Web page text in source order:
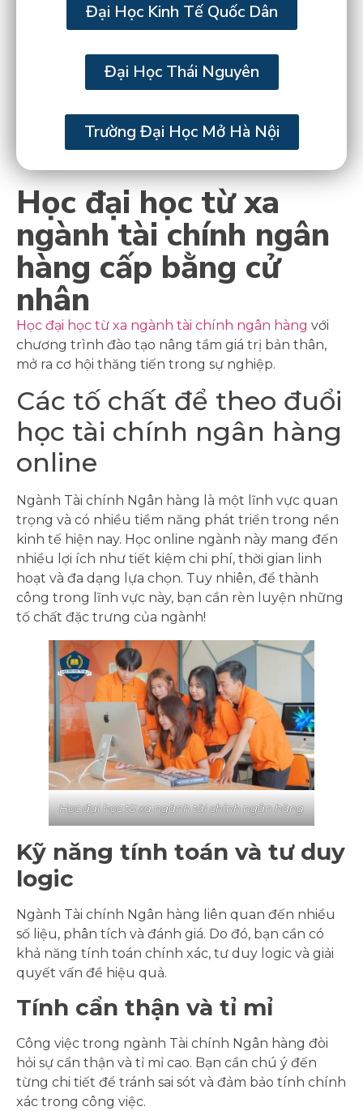
Học đại học từ xa
ngành tài chính ngân
hàng cấp bằng cử
nhân
Học đại học từ xa ngành tài chính ngân hàng với
chương trình đào tạo nâng tầm giá trị bản thân,
mở ra cơ hội thăng tiến trong sự nghiệp.
Các tố chất để theo đuổi
học tài chính ngân hàng
online
Ngành Tài chính Ngân hàng là một lĩnh vực quan
trọng và có nhiều tiềm năng phát triển trong nền
kinh tế hiện nay. Học online ngành này mang đến
nhiều lợi ích như tiết kiệm chi phí, thời gian linh
hoạt và đa dạng lựa chọn. Tuy nhiên, để thành
công trong lĩnh vực này, bạn cần rèn luyện những
tố chất đặc trưng của ngành!
Học đại học từ xa ngành tài chính ngân hàng
Kỹ năng tính toán và tư duy
logic
Ngành Tài chính Ngân hàng liên quan đến nhiều
số liệu, phân tích và đánh giá. Do đó, bạn cần có
khả năng tính toán chính xác, tư duy logic và giải
quyết vấn đề hiệu quả.
Tính cẩn thận và tỉ mỉ
Công việc trong ngành Tài chính Ngân hàng đòi
hỏi sự cẩn thận và tỉ mỉ cao. Bạn cần chú ý đến
từng chi tiết để tránh sai sót và đảm bảo tính chính
xác trong công việc.
Đại Học Kinh Tế Quốc Dân
Đại Học Thái Nguyên
Trường Đại Học Mở Hà Nội